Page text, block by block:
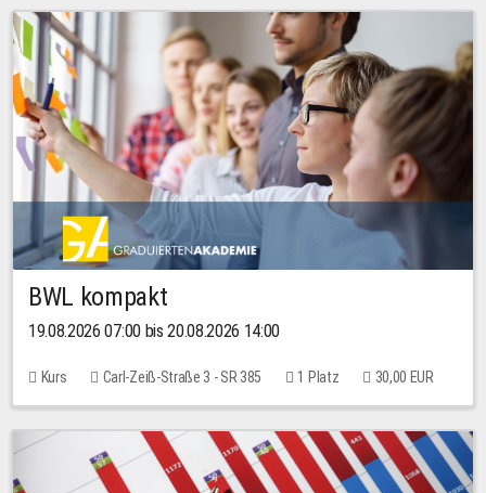
BWL kompakt
19.08.2026 07:00 bis 20.08.2026 14:00
Kurs Carl-Zeiß-Straße 3 - SR 385 1 Platz 30,00 EUR